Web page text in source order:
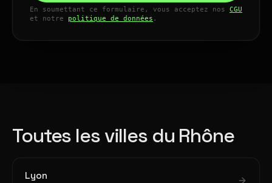
En soumettant ce formulaire, vous acceptez nos CGU
et notre politique de données .
Toutes les villes du Rhône
Lyon